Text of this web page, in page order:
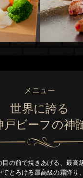
メニュー
世界に誇る
戸ビーフの神
目の前で焼きあげる、最高
でとろける最高級の霜降り、